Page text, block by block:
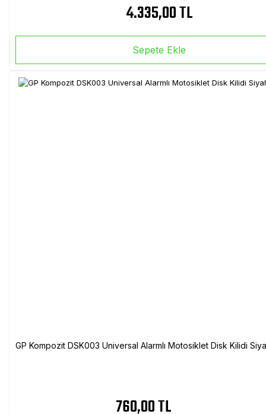
4.335,00 TL
Sepete Ekle
GP Kompozit DSK003 Universal Alarmlı Motosiklet Disk Kilidi
760,00 TL